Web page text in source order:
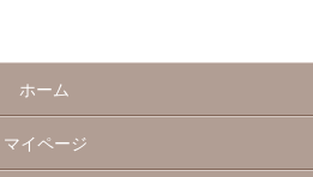
ホーム
マイページ